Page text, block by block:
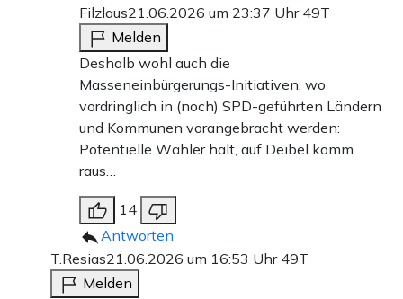
Filzlaus21.06.2026 um 23:37 Uhr 49T
Melden
Deshalb wohl auch die
Masseneinbürgerungs-Initiativen, wo
vordringlich in (noch) SPD-geführten Ländern
und Kommunen vorangebracht werden:
Potentielle Wähler halt, auf Deibel komm
raus…
14
Antworten
T.Resias21.06.2026 um 16:53 Uhr 49T
Melden